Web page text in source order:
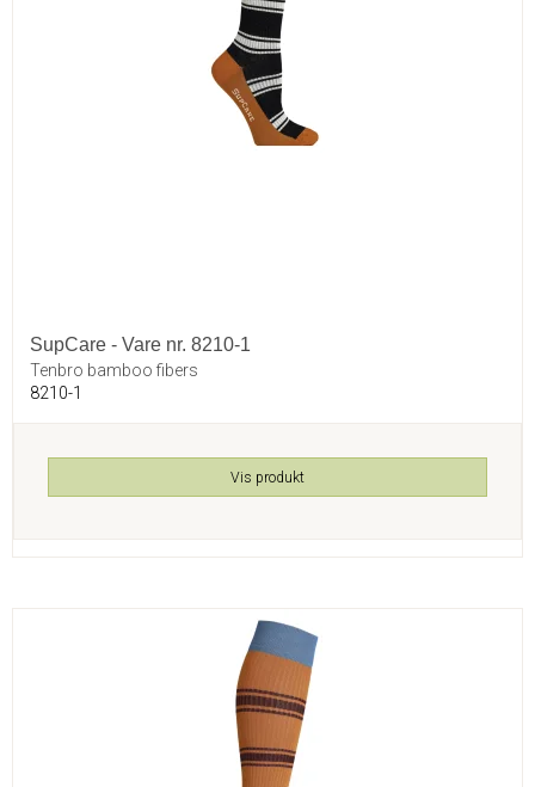
SupCare - Vare nr. 8210-1
Tenbro bamboo fibers
8210-1
Vis produkt